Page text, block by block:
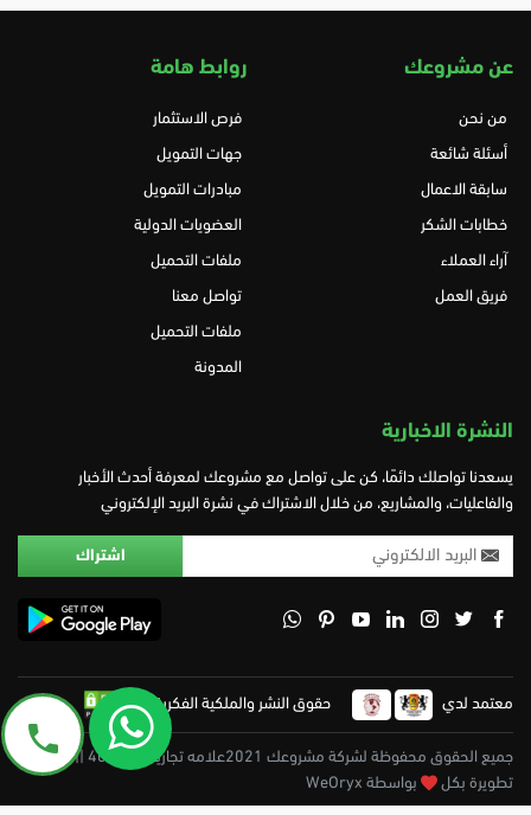
عن مشروعك
من نحن
أسئلة شائعة
سابقة الاعمال
خطابات الشكر
آراء العملاء
فريق العمل
روابط هامة
فرص الاستثمار
جهات التمويل
مبادرات التمويل
العضويات الدولية
ملفات التحميل
تواصل معنا
ملفات التحميل
المدونة
النشرة الاخبارية
يسعدنا تواصلك دائمًا، كن على تواصل مع مشروعك لمعرفة أحدث الأخبار
والفاعليات، والمشاريع، من خلال الاشتراك في نشرة البريد الإلكتروني
معتمد لدي حقوق النشر والملكية الفكرية
جميع الحقوق محفوظة لشركة مشروعك 2021علامه تجاريه 402475 || تم
تطويرة بكل
بواسطة WeOryx